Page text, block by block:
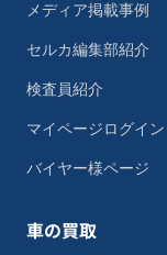
メディア掲載事例
セルカ編集部紹介
検査員紹介
マイページログイン
バイヤー様ページ
車の買取